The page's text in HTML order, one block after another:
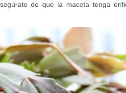
de que la maceta tenga